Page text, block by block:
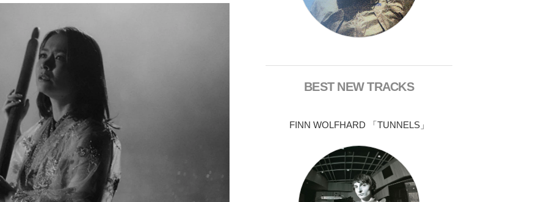
BEST NEW TRACKS
FINN WOLFHARD 「TUNNELS」